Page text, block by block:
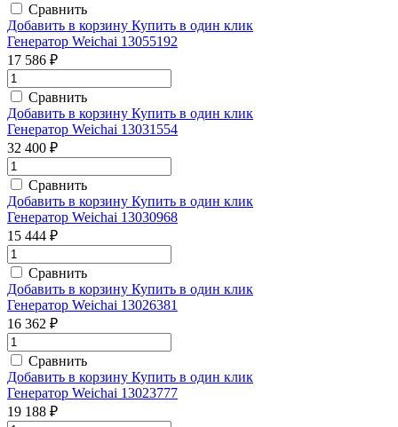
Сравнить
Добавить в корзину Купить в один клик
Генератор Weichai 13055192
17 586 ₽
Сравнить
Добавить в корзину Купить в один клик
Генератор Weichai 13031554
32 400 ₽
Сравнить
Добавить в корзину Купить в один клик
Генератор Weichai 13030968
15 444 ₽
Сравнить
Добавить в корзину Купить в один клик
Генератор Weichai 13026381
16 362 ₽
Сравнить
Добавить в корзину Купить в один клик
Генератор Weichai 13023777
19 188 ₽